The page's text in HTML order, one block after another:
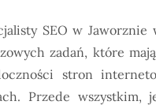
SEO w Jaworznie
zadań, które
stron
Przede wszystkim,